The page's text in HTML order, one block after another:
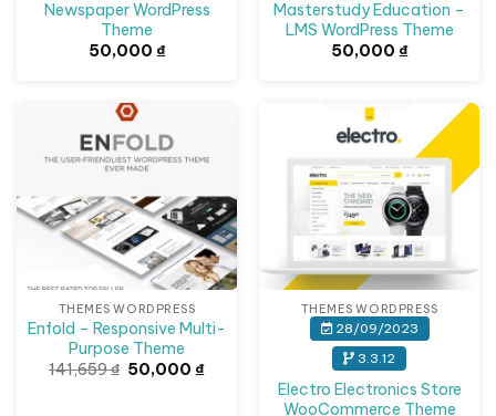
Newspaper WordPress
Theme
50,000 ₫
Masterstudy Education –
LMS WordPress Theme
50,000 ₫
THEMES WORDPRESS
Enfold – Responsive Multi-
Purpose Theme
141,659₫ Giá
50,000₫Giá
THEMES WORDPRESS
28/09/2023
3.3.12
Electro Electronics Store
WooCommerce Theme